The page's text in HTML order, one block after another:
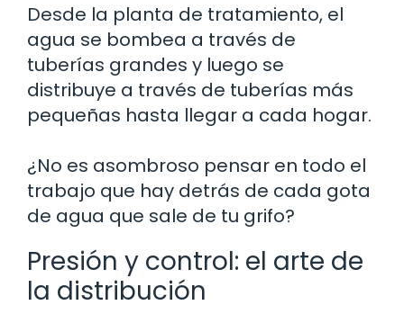
Desde la planta de tratamiento, el
agua se bombea a través de
tuberías grandes y luego se
distribuye a través de tuberías más
pequeñas hasta llegar a cada hogar.
¿No es asombroso pensar en todo el
trabajo que hay detrás de cada gota
de agua que sale de tu grifo?
Presión y control: el arte de
la distribución